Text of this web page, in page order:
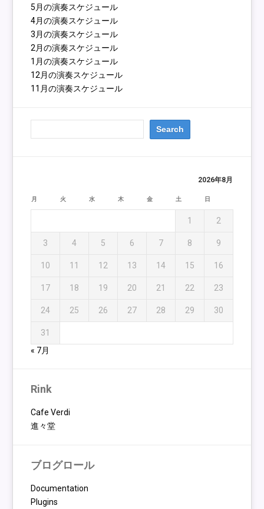
5月の演奏スケジュール
4月の演奏スケジュール
3月の演奏スケジュール
2月の演奏スケジュール
1月の演奏スケジュール
12月の演奏スケジュール
11月の演奏スケジュール
2026年8月
月 火 水 木 金 土 日
1 2
3 4 5 6 7 8 9
10 11 12 13 14 15 16
17 18 19 20 21 22 23
24 25 26 27 28 29 30
31
« 7月
Rink
Cafe Verdi
進々堂
ブログロール
Documentation
Plugins